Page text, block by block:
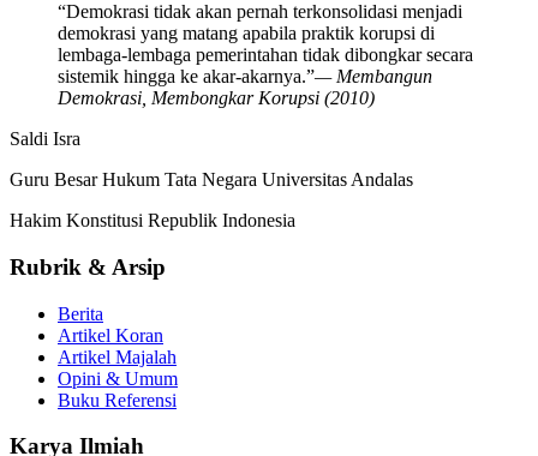
“Demokrasi tidak akan pernah terkonsolidasi menjadi
demokrasi yang matang apabila praktik korupsi di
lembaga-lembaga pemerintahan tidak dibongkar secara
sistemik hingga ke akar-akarnya.”— Membangun
Demokrasi, Membongkar Korupsi (2010)
Saldi Isra
Guru Besar Hukum Tata Negara Universitas Andalas
Hakim Konstitusi Republik Indonesia
Rubrik & Arsip
Berita
Artikel Koran
Artikel Majalah
Opini & Umum
Buku Referensi
Karya Ilmiah